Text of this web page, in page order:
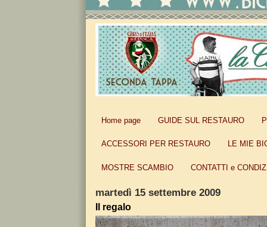
Home page GUIDE SUL RESTAURO
ACCESSORI PER RESTAURO LE MIE
MOSTRE SCAMBIO CONTATTI e
martedì 15 settembre 2009
Il regalo